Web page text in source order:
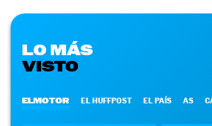
LO MÁS
VISTO
ELMOTOR EL HUFFPOST EL PAÍS AS